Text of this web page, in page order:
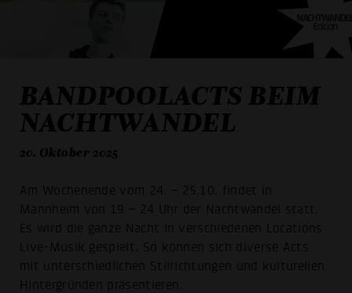
BANDPOOLACTS BEIM
NACHTWANDEL
20. Oktober 2025
Am Wochenende vom 24. – 25.10. findet in
Mannheim von 19 – 24 Uhr der Nachtwandel statt.
Es wird die ganze Nacht in verschiedenen Locations
Live-Musik gespielt. So können sich diverse Acts
mit unterschiedlichen Stilrichtungen und kulturellen
Hintergründen präsentieren.